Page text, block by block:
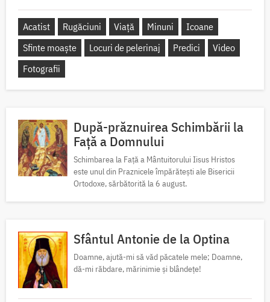
Acatist Rugăciuni Viață Minuni
Icoane
Sfinte moaște
Locuri de pelerinaj Predici
Video
Fotografii
După-prăznuirea Schimbării la
Față a Domnului
Schimbarea la Față a Mântuitorului Iisus Hristos
este unul din Praznicele împărătești ale Bisericii
Ortodoxe, sărbătorită la 6 august.
Sfântul Antonie de la Optina
Doamne, ajută-mi să văd păcatele mele; Doamne,
dă-mi răbdare, mărinimie şi blândeţe!